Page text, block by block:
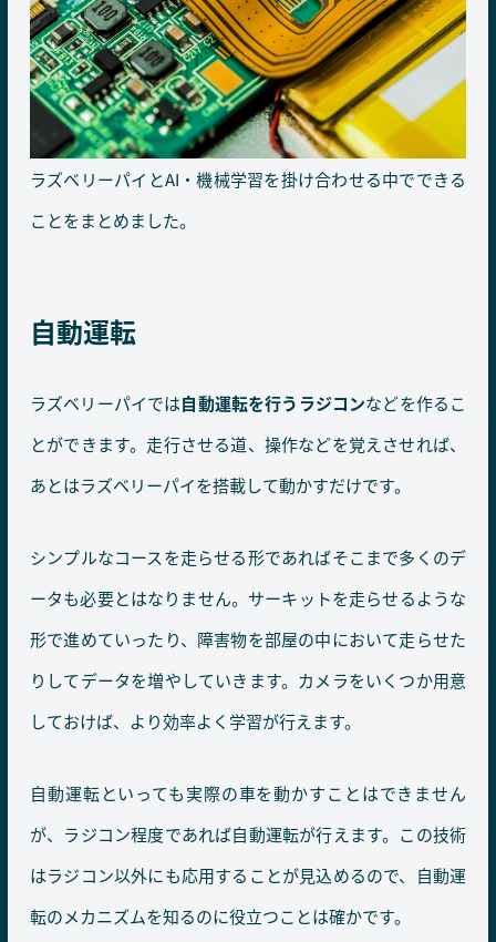
ラズベリーパイとAI・機械学習を掛け合わせる中でできる
ことをまとめました。
自動運転
ラズベリーパイでは自動運転を行うラジコンなどを作るこ
とができます。走行させる道、操作などを覚えさせれば、
あとはラズベリーパイを搭載して動かすだけです。
シンプルなコースを走らせる形であればそこまで多くのデ
ータも必要とはなりません。サーキットを走らせるような
形で進めていったり、障害物を部屋の中において走らせた
りしてデータを増やしていきます。カメラをいくつか用意
しておけば、より効率よく学習が行えます。
自動運転といっても実際の車を動かすことはできません
が、ラジコン程度であれば自動運転が行えます。この技術
はラジコン以外にも応用することが見込めるので、自動運
転のメカニズムを知るのに役立つことは確かです。